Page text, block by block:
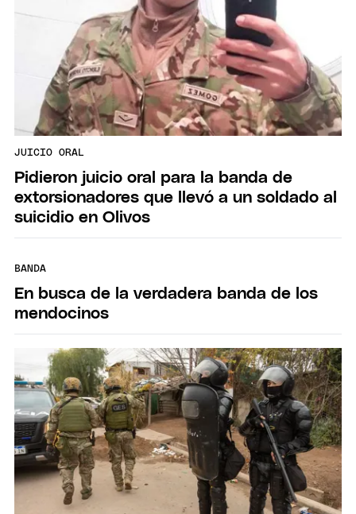
JUICIO ORAL
Pidieron juicio oral para la banda de
extorsionadores que llevó a un soldado al
suicidio en Olivos
BANDA
En busca de la verdadera banda de los
mendocinos